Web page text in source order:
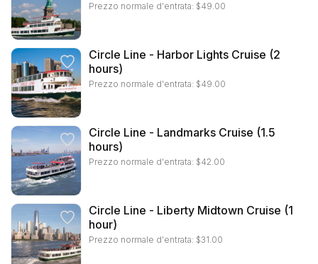
Prezzo normale d'entrata: $49.00
Circle Line - Harbor Lights Cruise (2
hours)
Prezzo normale d'entrata: $49.00
Circle Line - Landmarks Cruise (1.5
hours)
Prezzo normale d'entrata: $42.00
Circle Line - Liberty Midtown Cruise (1
hour)
Prezzo normale d'entrata: $31.00